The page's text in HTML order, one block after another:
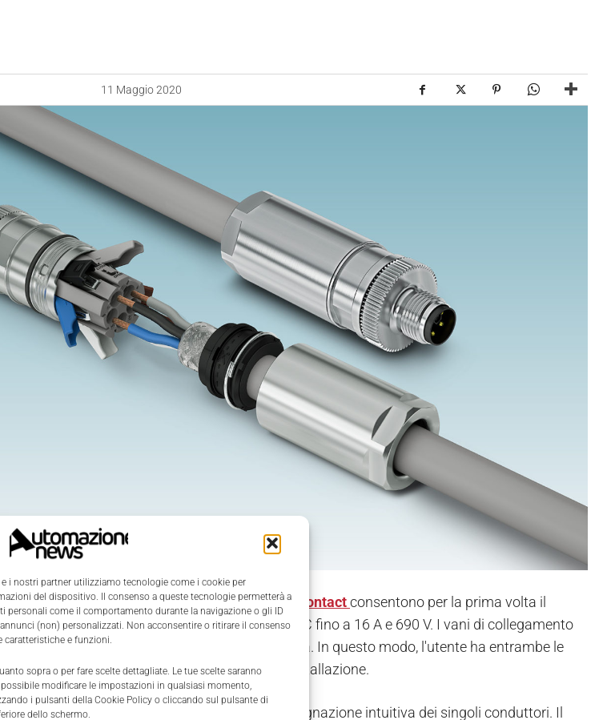
i nostri partner utilizziamo tecnologie come i cookie per
del dispositivo. Il consenso a queste tecnologie permetterà a
personali come il comportamento durante la navigazione o gli ID
(non) personalizzati. Non acconsentire o ritirare il consenso
caratteristiche e funzioni.
sopra o per fare scelte dettagliate. Le tue scelte saranno
modificare le impostazioni in qualsiasi momento,
i pulsanti della Cookie Policy o cliccando sul pulsante di
dello schermo.
11 Maggio 2020
Powercon connessione push-lock diPhoenix Contactconsentono per la prima volta il
attrezzi dei conduttori in applicazioni AC e DC fino a 16 A e 690 V. I vani di collegamento
SACC vengono aperti e chiusi mediante una leva. In questo modo, l'utente ha entrambe le
dei conduttori, semplificando notevolmente l'installazione.
nell'area di connessione garantisce l'assegnazione intuitiva dei singoli conduttori. Il